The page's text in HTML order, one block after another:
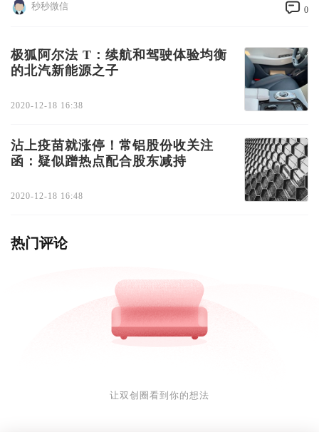
秒秒微信 0
极狐阿尔法 T：续航和驾驶体验均衡
的北汽新能源之子
2020-12-18 16:38
沾上疫苗就涨停！常铝股份收关注
函：疑似蹭热点配合股东减持
2020-12-18 16:48
热门评论
让双创圈看到你的想法